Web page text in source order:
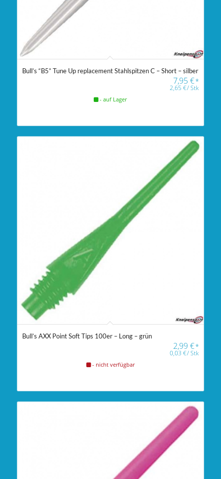
Bull’s “B5” Tune Up replacement Stahlspitzen C – Short – silber
7,95€*
2,65€/Stk
- auf Lager
Bull’s AXX Point Soft Tips 100er – Long – grün
2,99€*
0,03€/Stk
- nicht verfügbar